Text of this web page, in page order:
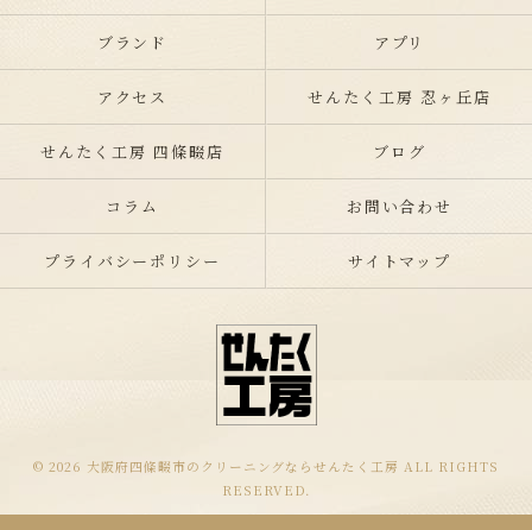
ブランド アプリ
アクセス せんたく工房 忍ヶ丘店
せんたく工房 四條畷店 ブログ
コラム お問い合わせ
プライバシーポリシー サイトマップ
© 2026 大阪府四條畷市のクリーニングならせんたく工房 ALL RIGHTS
RESERVED.